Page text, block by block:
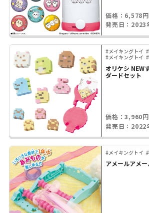
価格：6,578円
発売日：2023
#メイキングトイ
#メイキングトイ
オリケシ NEW
ダードセット
価格：3,960円
発売日：2022
#メイキングトイ
アメールアメー